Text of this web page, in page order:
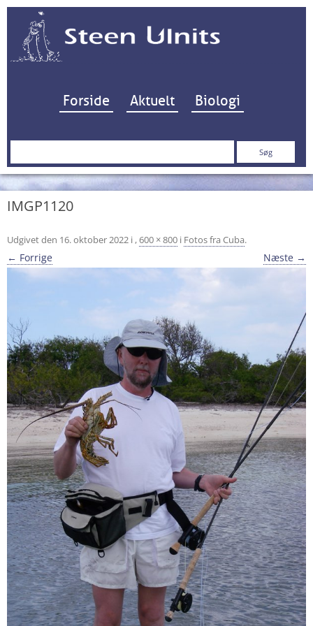
Hop til indhold
Forside Aktuelt Biologi
Søg
IMGP1120
Udgivet den 16. oktober 2022 i ,600 × 800 i Fotos fra Cuba.
← Forrige Næste →